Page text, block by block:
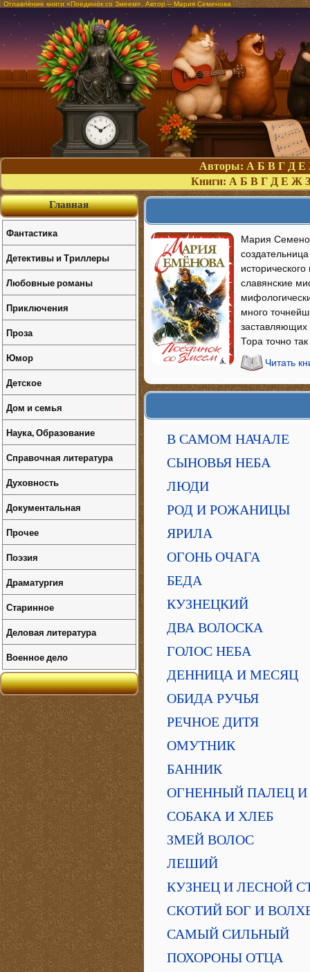
Оглавление книги «Поединок со Змеем». Автор – Мария Семенова
Авторы: А Б В Г Д Е
Книги: А Б В Г Д Е Ж З
Мария
славянские
много
заставляющих
Тора точно
Читать
В САМОМ НАЧАЛЕ
СЫНОВЬЯ НЕБА
ЛЮДИ
РОД И РОЖАНИЦЫ
ЯРИЛА
ОГОНЬ ОЧАГА
БЕДА
КУЗНЕЦКИЙ
ДВА ВОЛОСКА
ГОЛОС НЕБА
ДЕННИЦА И МЕСЯЦ
ОБИДА РУЧЬЯ
РЕЧНОЕ ДИТЯ
ОМУТНИК
БАННИК
ОГНЕННЫЙ ПАЛЕЦ И
СОБАКА И ХЛЕБ
ЗМЕЙ ВОЛОС
ЛЕШИЙ
КУЗНЕЦ И ЛЕСНОЙ
СКОТИЙ БОГ И
САМЫЙ СИЛЬНЫЙ
ПОХОРОНЫ ОТЦА
Главная
Фантастика
Детективы и Триллеры
Любовные романы
Приключения
Проза
Юмор
Детское
Дом и семья
Наука, Образование
Справочная литература
Духовность
Документальная
Прочее
Поэзия
Драматургия
Старинное
Деловая литература
Военное дело